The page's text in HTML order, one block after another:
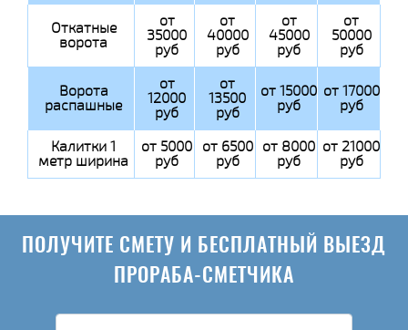
Откатные
ворота
от
35000
руб
от
40000
руб
от
45000
руб
от
50000
руб
Ворота
распашные
от
12000
руб
от
13500
руб
от 15000
руб
от 17000
руб
Калитки 1
метр ширина
от 5000
руб
от 6500
руб
от 8000
руб
от 21000
руб
ПОЛУЧИТЕ СМЕТУ И БЕСПЛАТНЫЙ ВЫЕЗД
ПРОРАБА-СМЕТЧИКА